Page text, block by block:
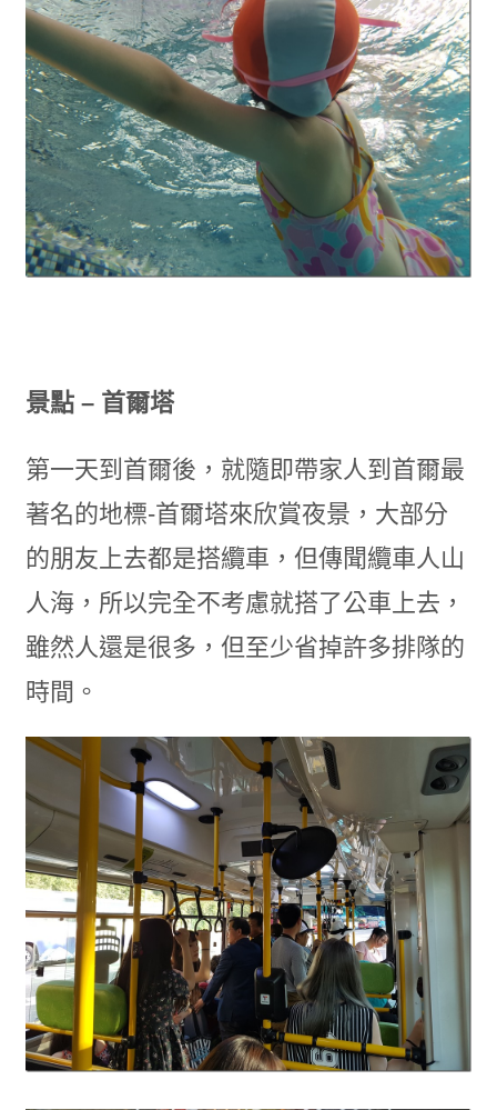
景點 – 首爾塔
第一天到首爾後，就隨即帶家人到首爾最
著名的地標-首爾塔來欣賞夜景，大部分
的朋友上去都是搭纜車，但傳聞纜車人山
人海，所以完全不考慮就搭了公車上去，
雖然人還是很多，但至少省掉許多排隊的
時間。